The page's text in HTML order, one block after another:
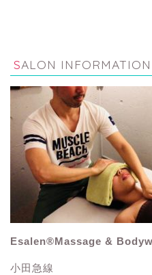
SALON INFORMATION
Esalen®Massage &
小田急線